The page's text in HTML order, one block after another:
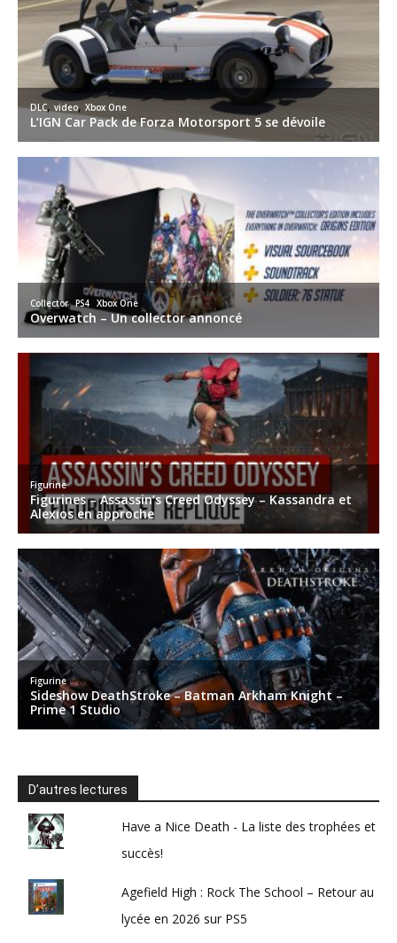
D’autres lectures
Have a Nice Death - La liste des trophées et
succès!
Agefield High : Rock The School – Retour au
lycée en 2026 sur PS5